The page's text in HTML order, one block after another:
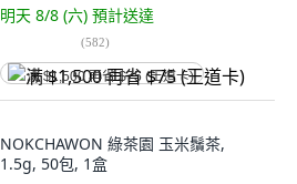
明天 8/8 (六) 預計送達
(582)
满 $1,500 再省 $75 (王道卡)
NOKCHAWON 綠茶園 玉米鬚茶,
1.5g, 50包, 1盒